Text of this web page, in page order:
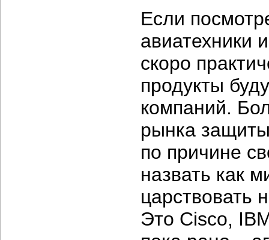
Если
авиатехники
скоро
продукты
компаний.
рынка
по причине
назвать как
царствовать
Это Cisco,